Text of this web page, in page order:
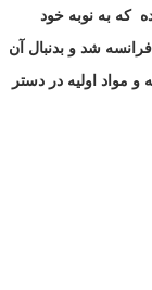
که به نوبه خود
شد و بدنبال آن
مواد اولیه در دستر